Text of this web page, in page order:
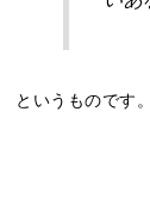
というものです。